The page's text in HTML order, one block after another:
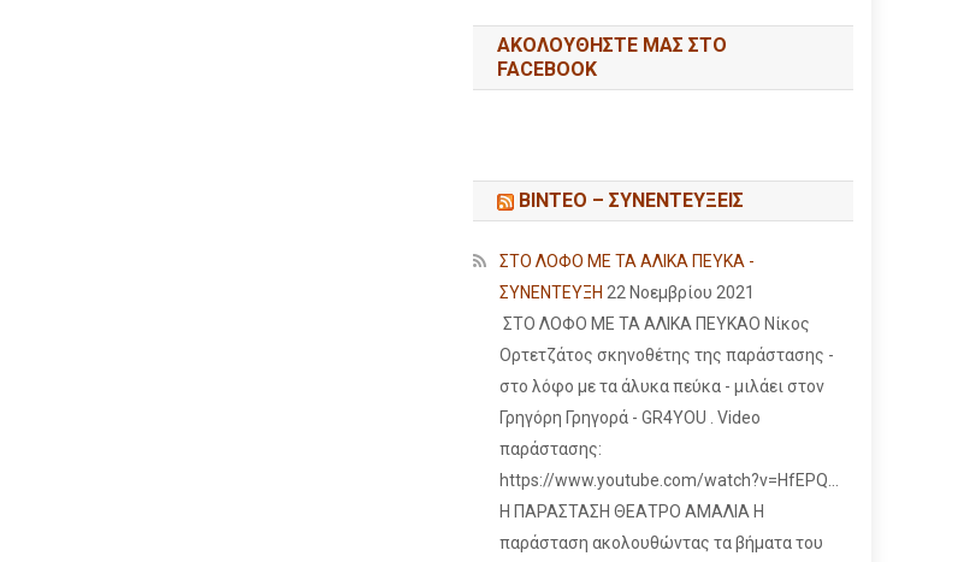
ΑΚΟΛΟΥΘΉΣΤΕ ΜΑΣ ΣΤΟ
FACEBOOK
ΒΙΝΤΕΟ – ΣΥΝΕΝΤΕΥΞΕΙΣ
ΣΤΟ ΛΟΦΟ ΜΕ ΤΑ ΑΛΙΚΑ ΠΕΥΚΑ -
ΣΥΝΕΝΤΕΥΞΗ 22 Νοεμβρίου 2021
ΣΤΟ ΛΟΦΟ ΜΕ ΤΑ ΑΛΙΚΑ ΠΕΥΚΑΟ Νίκος
Ορτετζάτος σκηνοθέτης της παράστασης -
στο λόφο με τα άλυκα πεύκα - μιλάει στον
Γρηγόρη Γρηγορά - GR4YOU . Video
παράστασης:
https://www.youtube.com/watch?v=HfEPQ...
Η ΠΑΡΑΣΤΑΣΗ ΘΕΑΤΡΟ ΑΜΑΛΙΑ Η
παράσταση ακολουθώντας τα βήματα του